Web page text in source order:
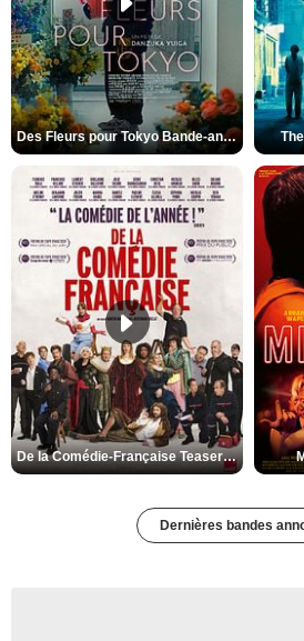
Des Fleurs pour Tokyo Bande-annonce VO STFR
De la Comédie-Française Teaser (3) VF
Dernières bandes